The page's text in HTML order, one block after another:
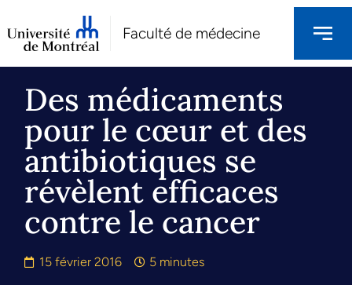
Faculté de médecine
Des médicaments
pour le cœur et des
antibiotiques se
révèlent efficaces
contre le cancer
15 février 2016 5 minutes